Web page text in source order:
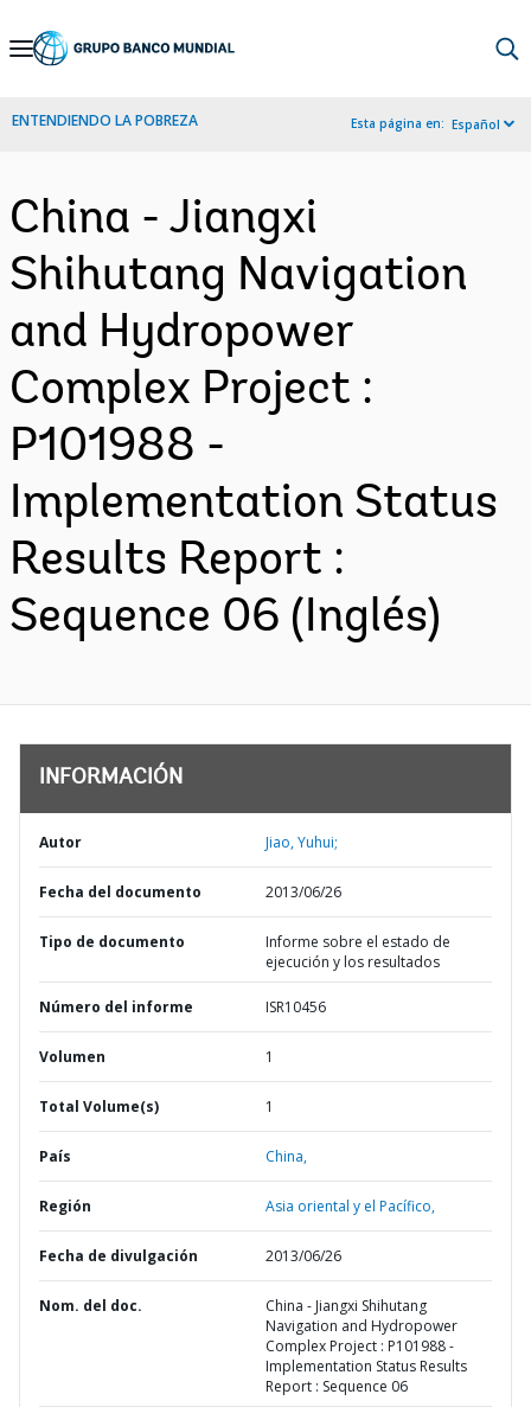
Skip
Navigation
ENTENDIENDO LA POBREZA Esta página en: Español
China - Jiangxi
Shihutang Navigation
and Hydropower
Complex Project :
P101988 -
Implementation Status
Results Report :
Sequence 06 (Inglés)
INFORMACIÓN
Autor Jiao, Yuhui;
Fecha del documento 2013/06/26
Tipo de documento
Informe sobre el estado de
ejecución y los resultados
Número del informe ISR10456
Volumen 1
Total Volume(s) 1
País China,
Región Asia oriental y el Pacífico,
Fecha de divulgación 2013/06/26
Nom. del doc.
China - Jiangxi Shihutang
Navigation and Hydropower
Complex Project : P101988 -
Implementation Status Results
Report : Sequence 06